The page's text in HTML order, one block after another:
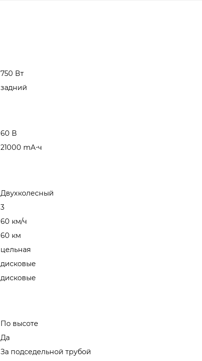
750 Вт
задний
60 В
21000 mА⋅ч
Двухколесный
3
60 км/ч
60 км
цельная
дисковые
дисковые
По высоте
Да
За подседельной трубой